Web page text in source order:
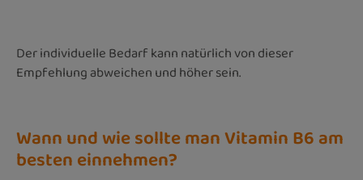
Der individuelle Bedarf kann natürlich von dieser
Empfehlung abweichen und höher sein.
Wann und wie sollte man Vitamin B6 am
besten einnehmen?